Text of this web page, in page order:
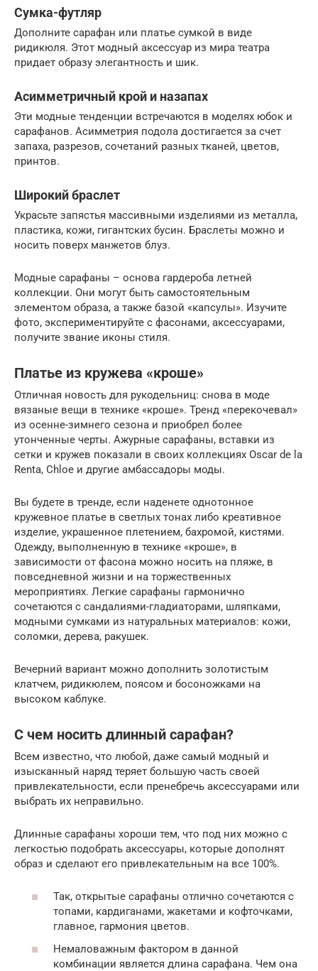
Сумка-футляр
Дополните сарафан или платье сумкой в виде
ридикюля. Этот модный аксессуар из мира театра
придает образу элегантность и шик.
Асимметричный крой и назапах
Эти модные тенденции встречаются в моделях юбок и
сарафанов. Асимметрия подола достигается за счет
запаха, разрезов, сочетаний разных тканей, цветов,
принтов.
Широкий браслет
Украсьте запястья массивными изделиями из металла,
пластика, кожи, гигантских бусин. Браслеты можно и
носить поверх манжетов блуз.
Модные сарафаны – основа гардероба летней
коллекции. Они могут быть самостоятельным
элементом образа, а также базой «капсулы». Изучите
фото, экспериментируйте с фасонами, аксессуарами,
получите звание иконы стиля.
Платье из кружева «кроше»
Отличная новость для рукодельниц: снова в моде
вязаные вещи в технике «кроше». Тренд «перекочевал»
из осенне-зимнего сезона и приобрел более
утонченные черты. Ажурные сарафаны, вставки из
сетки и кружев показали в своих коллекциях Oscar de la
Renta, Chloe и другие амбассадоры моды.
Вы будете в тренде, если наденете однотонное
кружевное платье в светлых тонах либо креативное
изделие, украшенное плетением, бахромой, кистями.
Одежду, выполненную в технике «кроше», в
зависимости от фасона можно носить на пляже, в
повседневной жизни и на торжественных
мероприятиях. Легкие сарафаны гармонично
сочетаются с сандалиями-гладиаторами, шляпками,
модными сумками из натуральных материалов: кожи,
соломки, дерева, ракушек.
Вечерний вариант можно дополнить золотистым
клатчем, ридикюлем, поясом и босоножками на
высоком каблуке.
С чем носить длинный сарафан?
Всем известно, что любой, даже самый модный и
изысканный наряд теряет большую часть своей
привлекательности, если пренебречь аксессуарами или
выбрать их неправильно.
Длинные сарафаны хороши тем, что под них можно с
легкостью подобрать аксессуары, которые дополнят
образ и сделают его привлекательным на все 100%.
Так, открытые сарафаны отлично сочетаются с
топами, кардиганами, жакетами и кофточками,
главное, гармония цветов.
Немаловажным фактором в данной
комбинации является длина сарафана. Чем она